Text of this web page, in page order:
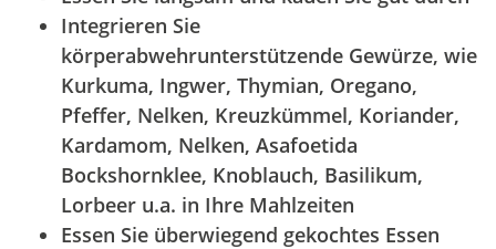
Integrieren Sie
körperabwehrunterstützende Gewürze, wie
Kurkuma, Ingwer, Thymian, Oregano,
Pfeffer, Nelken, Kreuzkümmel, Koriander,
Kardamom, Nelken, Asafoetida
Bockshornklee, Knoblauch, Basilikum,
Lorbeer u.a. in Ihre Mahlzeiten
Essen Sie überwiegend gekochtes Essen